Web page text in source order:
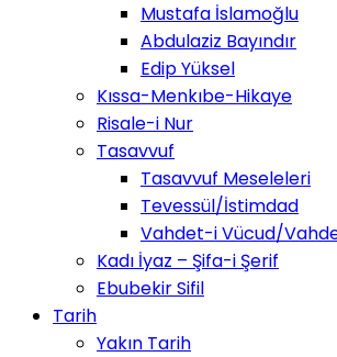
Mustafa İslamoğlu
Abdulaziz Bayındır
Edip Yüksel
Kıssa-Menkıbe-Hikaye
Risale-i Nur
Tasavvuf
Tasavvuf Meseleleri
Tevessül/İstimdad
Vahdet-i Vücud/
Kadı İyaz – Şifa-i Şerif
Ebubekir Sifil
Tarih
Yakın Tarih